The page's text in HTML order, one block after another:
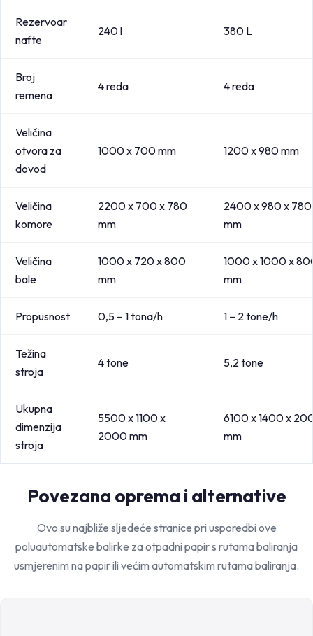
Rezervoar
nafte
240 l 380 L
Broj
remena
4 reda 4 reda
Veličina
otvora za
dovod
1000 x 700 mm 1200 x 980 mm
Veličina
komore
2200 x 700 x 780
mm
2400 x 980 x 780
mm
Veličina
bale
1000 x 720 x 800
mm
1000 x 1000 x
mm
Propusnost 0,5 – 1 tona/h 1 – 2 tone/h
Težina
stroja
4 tone 5,2 tone
Ukupna
dimenzija
stroja
5500 x 1100 x
2000 mm
6100 x 1400 x
mm
Povezana oprema i alternative
Ovo su najbliže sljedeće stranice pri usporedbi ove
poluautomatske balirke za otpadni papir s rutama baliranja
usmjerenim na papir ili većim automatskim rutama baliranja.